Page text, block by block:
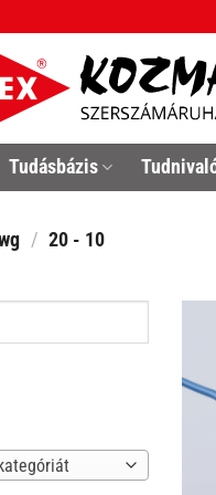
Tudásbázis
/ 20 - 10